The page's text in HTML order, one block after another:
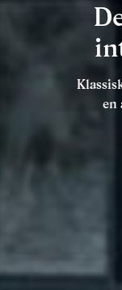
en